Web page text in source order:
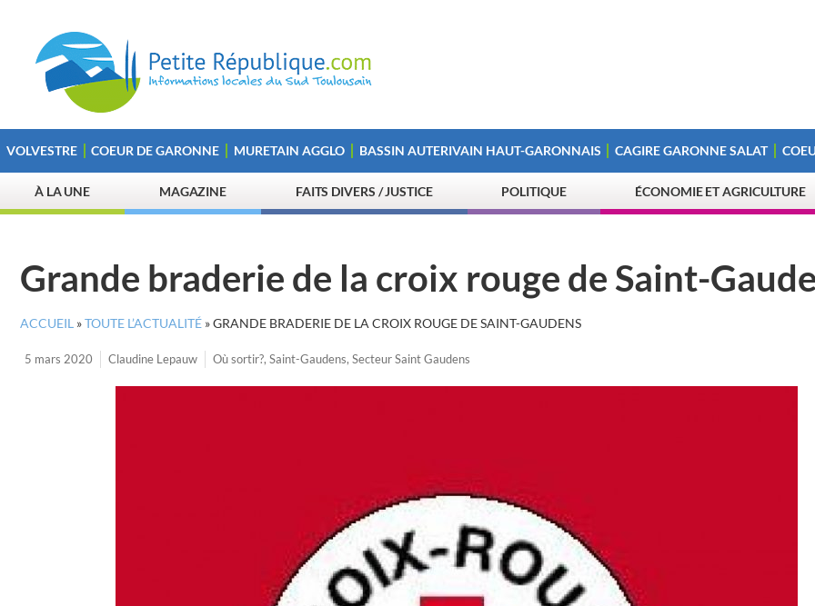
VOLVESTRE COEUR DE GARONNE MURETAIN AGGLO BASSIN AUTERIVAIN HAUT-GARONNAIS CAGIRE GARONNE SALAT
À LA UNE MAGAZINE FAITS DIVERS / JUSTICE POLITIQUE ÉCONOMIE ET AGRICULTURE
Grande braderie de la croix rouge de Saint-
ACCUEIL »TOUTE L’ACTUALITÉ »GRANDE BRADERIE DE LA CROIX ROUGE DE SAINT-GAUDENS
5 mars 2020 Claudine Lepauw Où sortir?, Saint-Gaudens, Secteur Saint Gaudens